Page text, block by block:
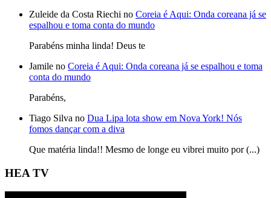
Zuleide da Costa Riechi no Coreia é Aqui: Onda coreana já se
espalhou e toma conta do mundo
Parabéns minha linda! Deus te
Jamile no Coreia é Aqui: Onda coreana já se espalhou e toma
conta do mundo
Parabéns,
Tiago Silva no Dua Lipa lota show em Nova York! Nós
fomos dançar com a diva
Que matéria linda!! Mesmo de longe eu vibrei muito por (...)
HEA TV